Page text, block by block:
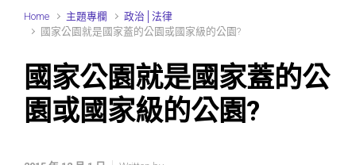
Home 主題專欄
政治│法律
國家公園就是國家蓋的公園或國家級的公園?
國家公園就是國家蓋的公
園或國家級的公園?